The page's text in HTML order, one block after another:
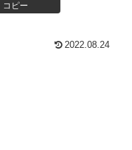
コピー
2022.08.24